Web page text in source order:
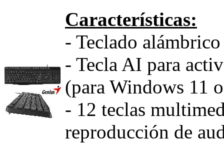
Características:
- Teclado
- Tecla AI para
(para Windows 11
- 12 teclas
reproducción de